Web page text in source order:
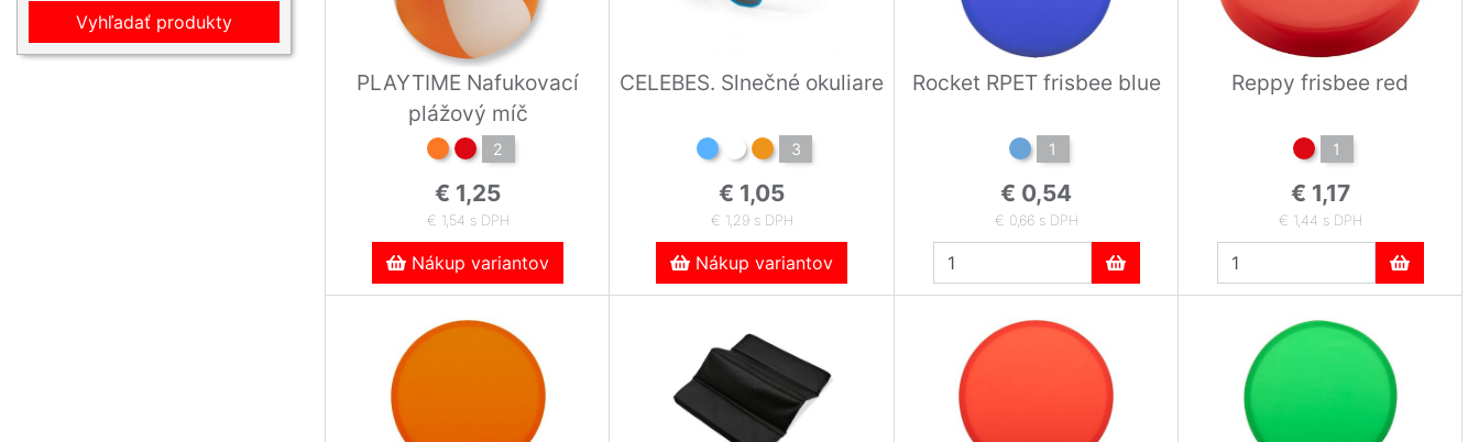
Vyhľadať produkty
PLAYTIME Nafukovací
plážový míč
2
€ 1,25
€ 1,54 s DPH
Nákup variantov
CELEBES. Slnečné okuliare
3
€ 1,05
€ 1,29 s DPH
Nákup variantov
Rocket RPET frisbee blue
1
€ 0,54
€ 0,66 s DPH
Reppy frisbee red
1
€ 1,17
€ 1,44 s DPH